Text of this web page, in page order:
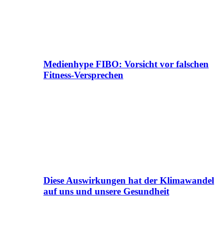
Medienhype FIBO: Vorsicht vor falschen
Fitness-Versprechen
Diese Auswirkungen hat der Klimawandel
auf uns und unsere Gesundheit